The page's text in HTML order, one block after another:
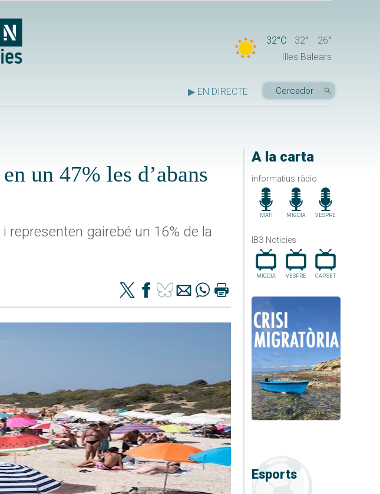
32°C 32°
26°
Illes Balears
▶ EN DIRECTE
A la carta
informatius ràdio
MATÍ MIGDIA VESPRE
IB3 Noticies
MIGDIA VESPRE CAP.SET
Esports
un 47% les d’abans
gairebé un 16% de la